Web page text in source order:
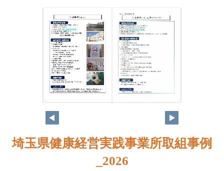
166 167
埼玉県健康経営実践事業所取組事例
_2026